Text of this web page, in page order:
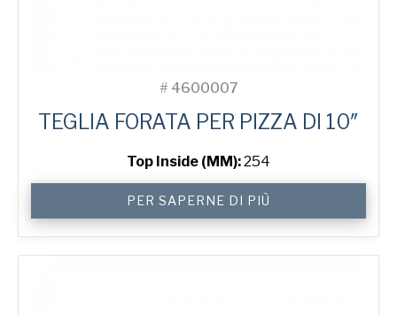
# 4600007
TEGLIA FORATA PER PIZZA DI 10″
Top Inside (MM):254
Pizza
Tray
quantità
PER SAPERNE DI PIÙ